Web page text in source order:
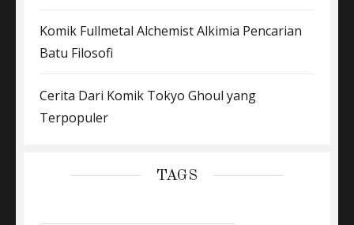
Komik Fullmetal Alchemist Alkimia Pencarian
Batu Filosofi
Cerita Dari Komik Tokyo Ghoul yang
Terpopuler
TAGS